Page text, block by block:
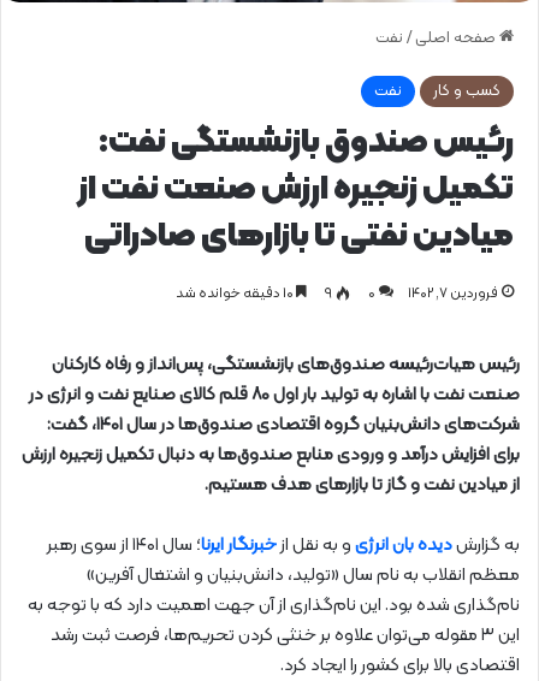
صفحه اصلی / نفت
کسب و کار نفت
رئیس صندوق بازنشستگی نفت:
تکمیل زنجیره ارزش صنعت نفت از
میادین نفتی تا بازارهای صادراتی
فروردین ۷, ۱۴۰۲ 0 ۹
رئیس هیات‌رئیسه صندوق‌های بازنشستگی، پس‌انداز و رفاه کارکنان
صنعت نفت با اشاره به تولید بار اول ۸۰ قلم کالای صنایع نفت و انرژی در
شرکت‌های دانش‌بنیان گروه اقتصادی صندوق‌ها در سال ۱۴۰۱، گفت:
برای افزایش درآمد و ورودی منابع صندوق‌ها به دنبال تکمیل زنجیره ارزش
از میادین نفت و گاز تا بازارهای هدف هستیم.
به گزارشدیده بان انرژیو به نقل ازخبرنگار ایرنا
؛ سال ۱۴۰۱ از سوی رهبر
معظم انقلاب به نام سال «تولید، دانش‌بنیان و اشتغال آفرین»
نام‌گذاری شده بود. این نام‌گذاری از آن جهت اهمیت دارد که با توجه به
این ۳ مقوله می‌توان علاوه بر خنثی کردن تحریم‌ها، فرصت ثبت رشد
اقتصادی بالا برای کشور را ایجاد کرد.